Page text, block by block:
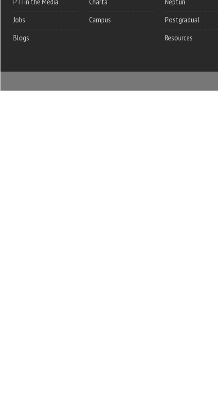
Jobs
Blogs
Campus
Postgradual
Resources